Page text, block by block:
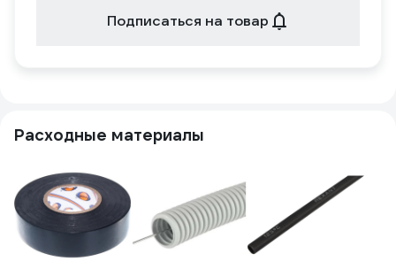
Подписаться на товар
Расходные материалы